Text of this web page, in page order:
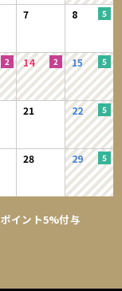
7 8
14 15
21 22
28 29
ポイント5%付与